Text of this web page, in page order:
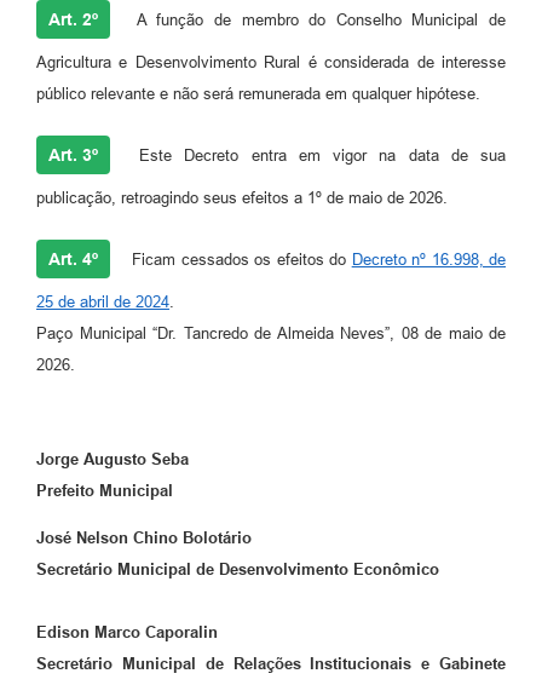
Art. 2º A função de membro do Conselho Municipal de
Agricultura e Desenvolvimento Rural é considerada de interesse
público relevante e não será remunerada em qualquer hipótese.
Art. 3º Este Decreto entra em vigor na data de sua
publicação, retroagindo seus efeitos a 1º de maio de 2026.
Art. 4º Ficam cessados os efeitos do Decreto nº 16.998, de
25 de abril de 2024.
Paço Municipal “Dr. Tancredo de Almeida Neves”, 08 de maio de
2026.
Jorge Augusto Seba
Prefeito Municipal
José Nelson Chino Bolotário
Secretário Municipal de Desenvolvimento Econômico
Edison Marco Caporalin
Secretário Municipal de Relações Institucionais e Gabinete